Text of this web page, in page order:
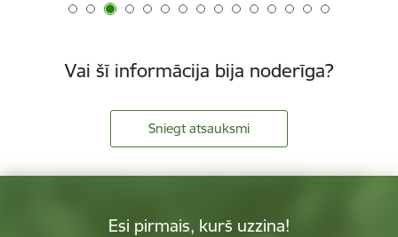
Vai šī informācija bija noderīga?
Sniegt atsauksmi
Esi pirmais, kurš uzzina!